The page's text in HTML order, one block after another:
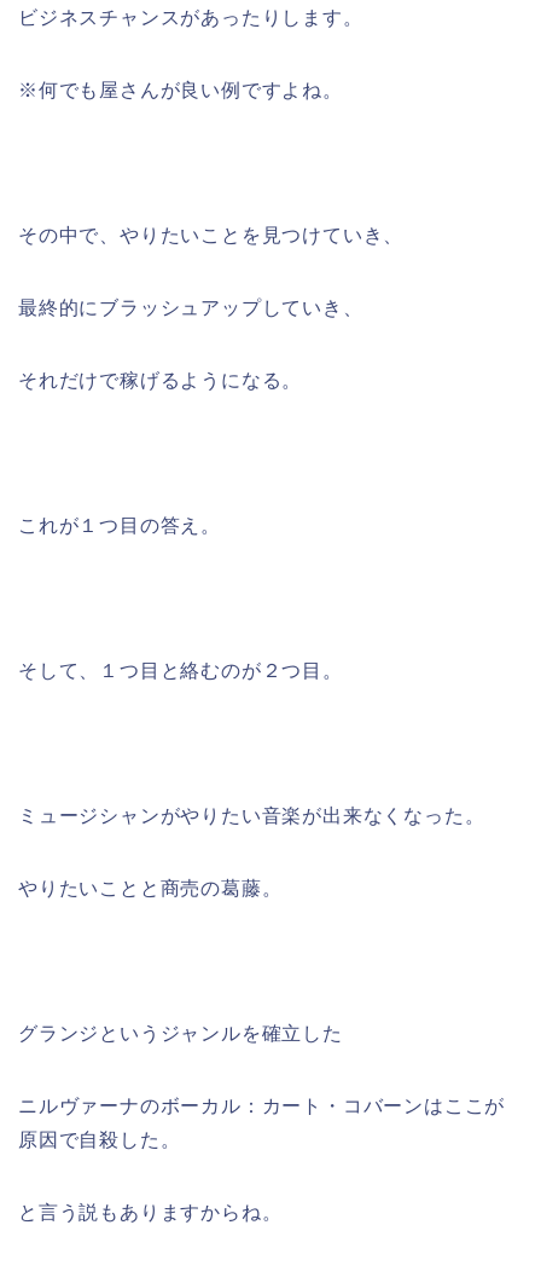
ビジネスチャンスがあったりします。
※何でも屋さんが良い例ですよね。
その中で、やりたいことを見つけていき、
最終的にブラッシュアップしていき、
それだけで稼げるようになる。
これが１つ目の答え。
そして、１つ目と絡むのが２つ目。
ミュージシャンがやりたい音楽が出来なくなった。
やりたいことと商売の葛藤。
グランジというジャンルを確立した
ニルヴァーナのボーカル：カート・コバーンはここが
原因で自殺した。
と言う説もありますからね。